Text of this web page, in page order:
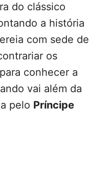
do clássico
a história
com sede de
os
conhecer a
vai além da
pelo Príncipe